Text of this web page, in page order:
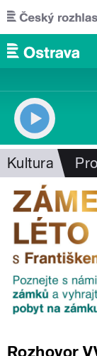
Přejít k hlavnímu
Kultura
Rozhovor